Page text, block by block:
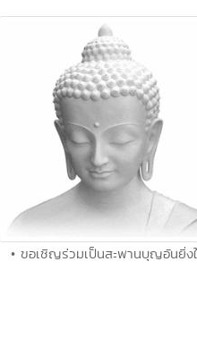
• ขอเชิญร่วมเป็นสะพานบุญอันยิ่